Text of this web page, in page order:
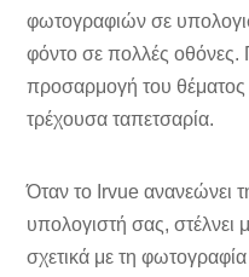
φωτογραφιών σε
φόντο σε πολλές οθόνες.
προσαρμογή του
τρέχουσα ταπετσαρία.
Όταν το Irvue ανανεώνει
υπολογιστή σας, στέλνει
σχετικά με τη